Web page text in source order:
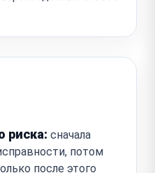
риска: сначала
потом
после этого